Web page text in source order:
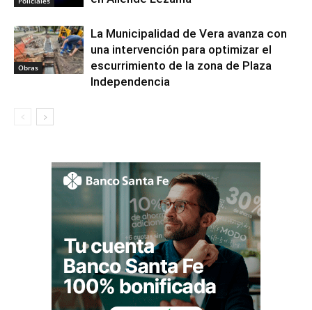
Obras
La Municipalidad de Vera avanza con
una intervención para optimizar el
escurrimiento de la zona de Plaza
Independencia